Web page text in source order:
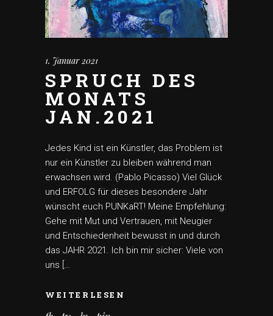
1. Januar 2021
SPRUCH DES
MONATS
JAN.2021
Jedes Kind ist ein Künstler, das Problem ist
nur ein Künstler zu bleiben während man
erwachsen wird. (Pablo Picasso) Viel Glück
und ERFOLG für dieses besondere Jahr
wünscht euch PUNKaRT! Meine Empfehlung:
Gehe mit Mut und Vertrauen, mit Neugier
und Entschiedenheit bewusst in und durch
das JAHR 2021. Ich bin mir sicher: Viele von
uns […
WEITERLESEN